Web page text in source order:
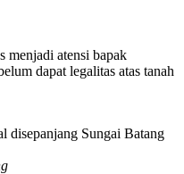
menjadi atensi bapak
dapat legalitas atas tanah
disepanjang Sungai Batang